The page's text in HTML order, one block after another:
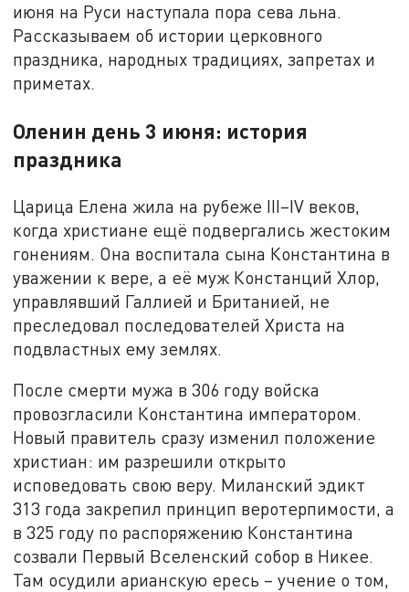
июня на Руси наступала пора сева льна.
Рассказываем об истории церковного
праздника, народных традициях, запретах и
приметах.
Оленин день 3 июня: история
праздника
Царица Елена жила на рубеже III–IV веков,
когда христиане ещё подвергались жестоким
гонениям. Она воспитала сына Константина в
уважении к вере, а её муж Констанций Хлор,
управлявший Галлией и Британией, не
преследовал последователей Христа на
подвластных ему землях.
После смерти мужа в 306 году войска
провозгласили Константина императором.
Новый правитель сразу изменил положение
христиан: им разрешили открыто
исповедовать свою веру. Миланский эдикт
313 года закрепил принцип веротерпимости, а
в 325 году по распоряжению Константина
созвали Первый Вселенский собор в Никее.
Там осудили арианскую ересь – учение о том,